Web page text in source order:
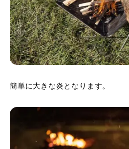
簡単に大きな炎となります。